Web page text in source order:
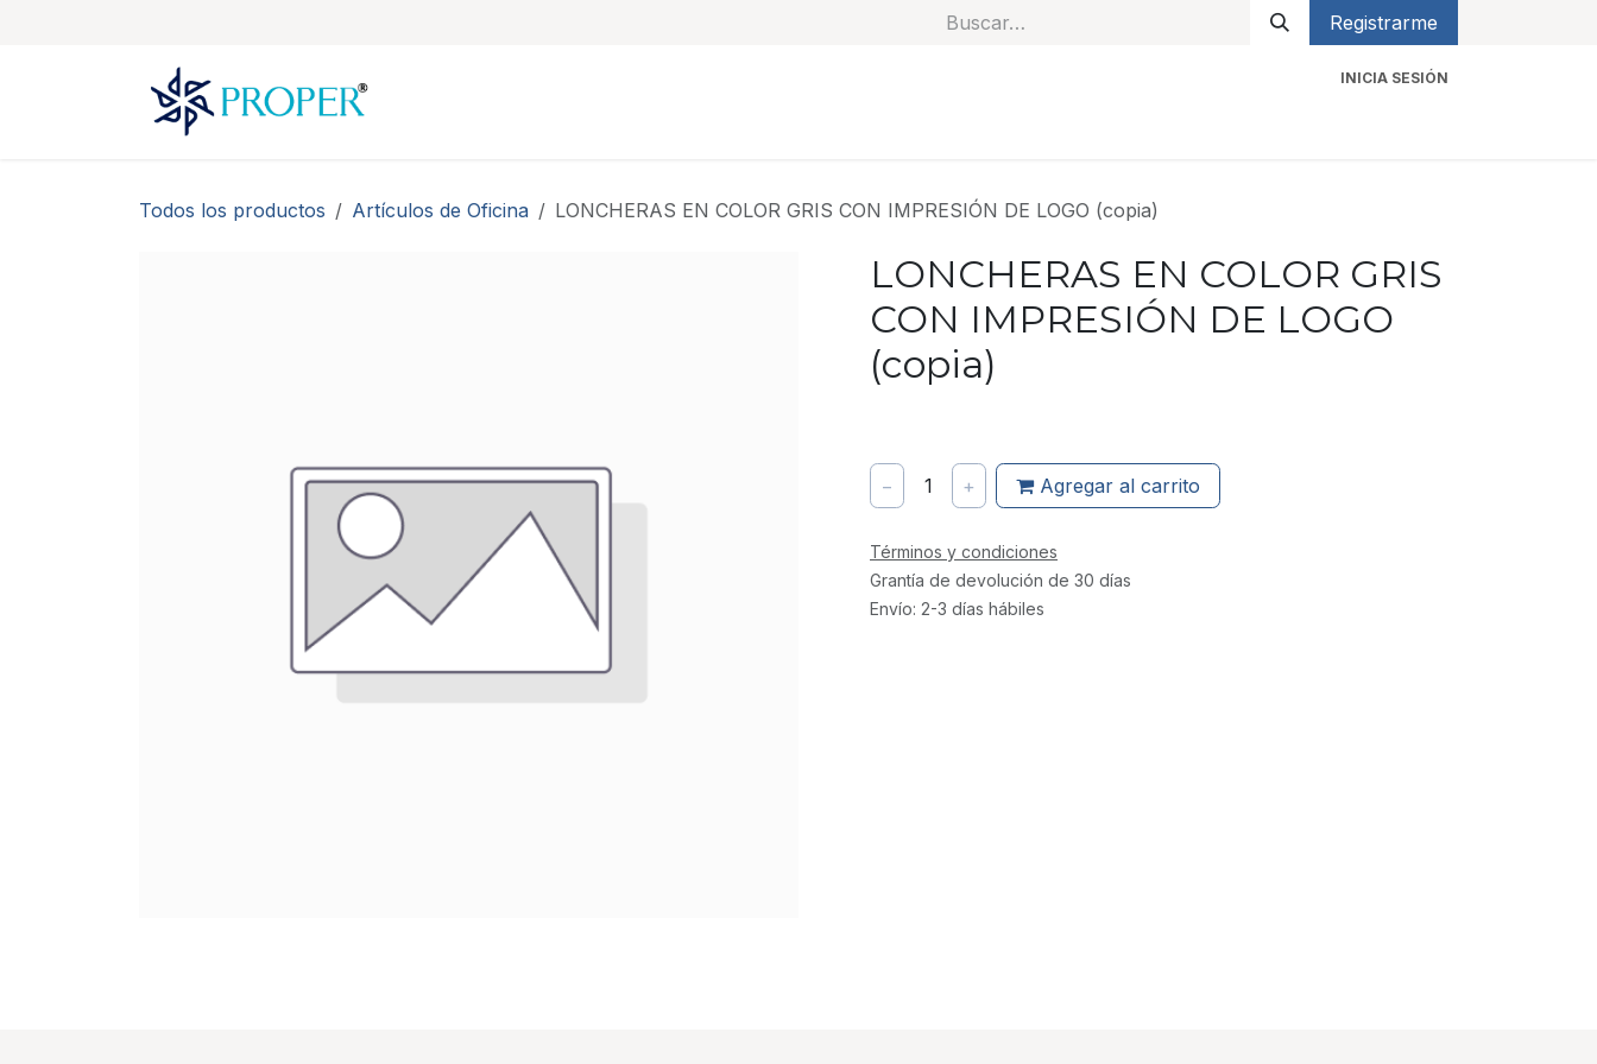
Registrarme
INICIA SESIÓN
Todos los productos Artículos de Oficina LONCHERAS EN COLOR GRIS CON IMPRESIÓN DE LOGO (copia)
LONCHERAS EN COLOR GRIS
CON IMPRESIÓN DE LOGO
(copia)
− 1 + Agregar al carrito
Términos y condiciones
Grantía de devolución de 30 días
Envío: 2-3 días hábiles